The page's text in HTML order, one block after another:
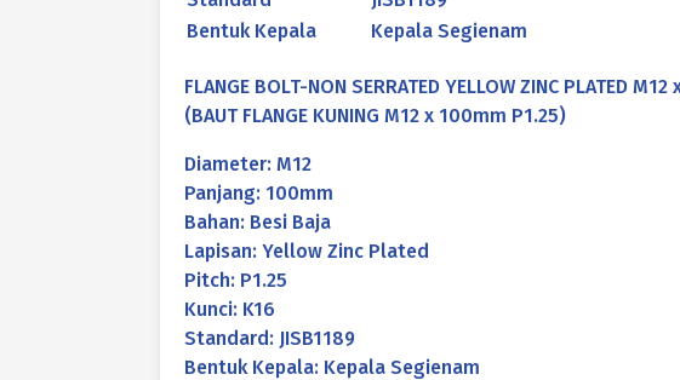
Bentuk Kepala
Kepala Segienam
FLANGE BOLT-NON SERRATED YELLOW ZINC PLATED
(BAUT FLANGE KUNING M12 x 100mm P1.25)
Diameter: M12
Panjang: 100mm
Bahan: Besi Baja
Lapisan: Yellow Zinc Plated
Pitch: P1.25
Kunci: K16
Standard: JISB1189
Bentuk Kepala: Kepala Segienam